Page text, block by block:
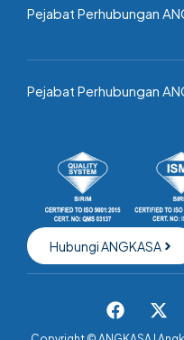
Pejabat Perhubungan
Pejabat Perhubungan
Hubungi ANGKASA